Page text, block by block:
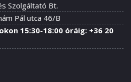
Szolgáltató Bt.
Pál utca 46/B
15:30-18:00 óráig: +36 20